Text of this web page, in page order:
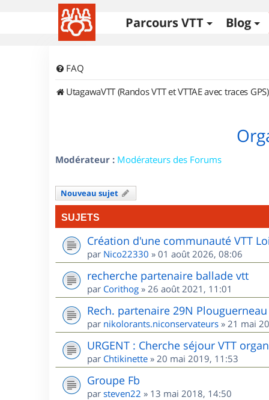
Parcours VTT Blog
FAQ
UtagawaVTT (Randos VTT et VTTAE avec traces GPS)
Modérateur : Modérateurs des Forums
Nouveau sujet
SUJETS
Création d'une communauté VTT
par Nico22330 » 01 août 2026, 08:06
recherche partenaire ballade vtt
par Corithog » 26 août 2021, 11:01
Rech. partenaire 29N
par nikolorants.niconservateurs » 21 mai
URGENT : Cherche séjour VTT
par Chtikinette » 20 mai 2019, 11:53
Groupe Fb
par steven22 » 13 mai 2018, 14:50